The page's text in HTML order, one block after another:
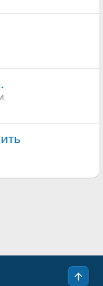
почта